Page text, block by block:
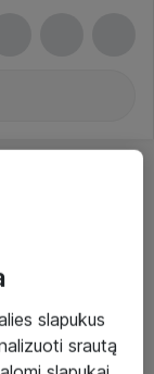
slapukus
srautą